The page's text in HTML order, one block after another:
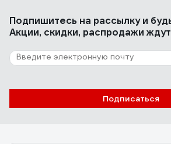
Подпишитесь на рассылкуи
Акции, скидки, распродажи
Подписаться